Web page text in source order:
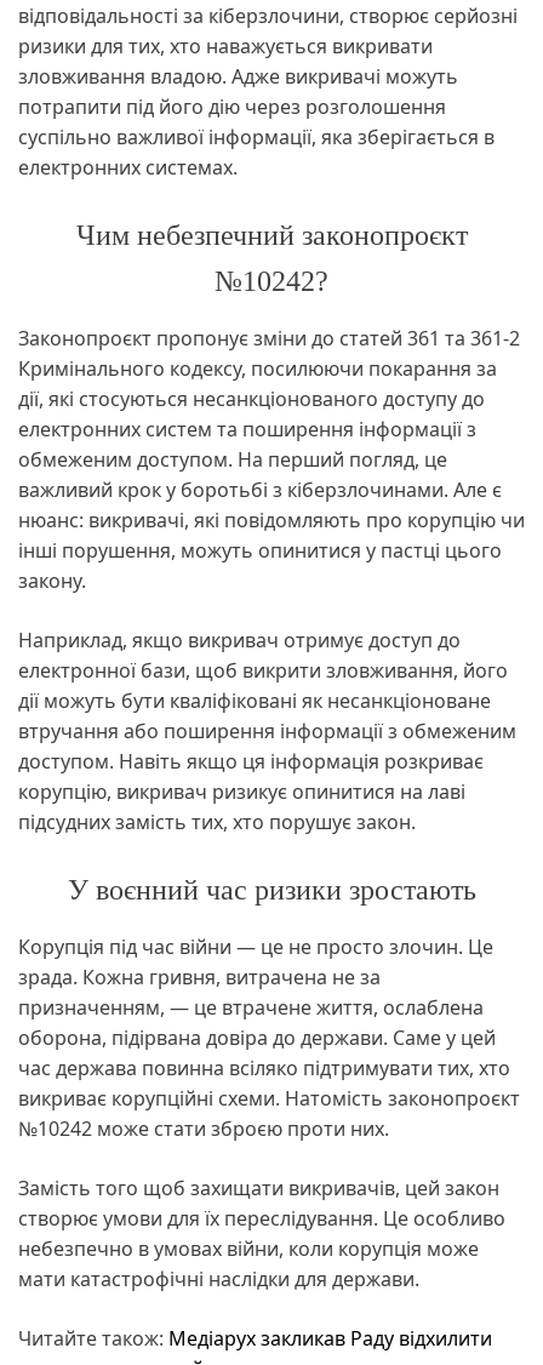
відповідальності за кіберзлочини, створює серйозні
ризики для тих, хто наважується викривати
зловживання владою. Адже викривачі можуть
потрапити під його дію через розголошення
суспільно важливої інформації, яка зберігається в
електронних системах.
Чим небезпечний законопроєкт
№10242?
Законопроєкт пропонує зміни до статей 361 та 361-2
Кримінального кодексу, посилюючи покарання за
дії, які стосуються несанкціонованого доступу до
електронних систем та поширення інформації з
обмеженим доступом. На перший погляд, це
важливий крок у боротьбі з кіберзлочинами. Але є
нюанс: викривачі, які повідомляють про корупцію чи
інші порушення, можуть опинитися у пастці цього
закону.
Наприклад, якщо викривач отримує доступ до
електронної бази, щоб викрити зловживання, його
дії можуть бути кваліфіковані як несанкціоноване
втручання або поширення інформації з обмеженим
доступом. Навіть якщо ця інформація розкриває
корупцію, викривач ризикує опинитися на лаві
підсудних замість тих, хто порушує закон.
У воєнний час ризики зростають
Корупція під час війни — це не просто злочин. Це
зрада. Кожна гривня, витрачена не за
призначенням, — це втрачене життя, ослаблена
оборона, підірвана довіра до держави. Саме у цей
час держава повинна всіляко підтримувати тих, хто
викриває корупційні схеми. Натомість законопроєкт
№10242 може стати зброєю проти них.
Замість того щоб захищати викривачів, цей закон
створює умови для їх переслідування. Це особливо
небезпечно в умовах війни, коли корупція може
мати катастрофічні наслідки для держави.
Читайте також: Медіарух закликав Раду відхилити